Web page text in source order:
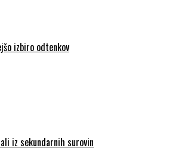
izbiro odtenkov
iz sekundarnih surovin